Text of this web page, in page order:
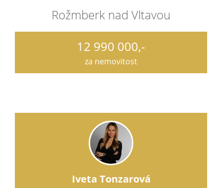
Rožmberk nad Vltavou
12 990 000,-
za nemovitost
Iveta Tonzarová